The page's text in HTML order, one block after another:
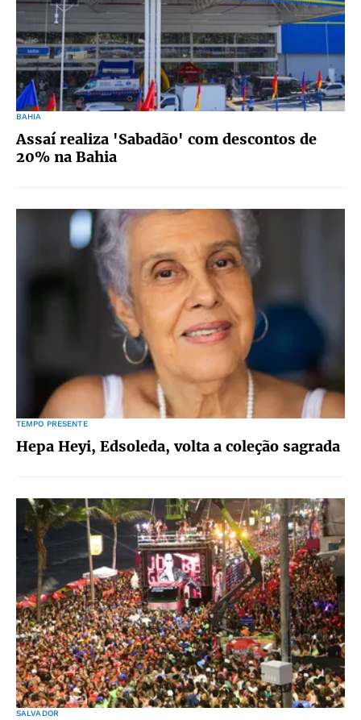
BAHIA
Assaí realiza 'Sabadão' com descontos de
20% na Bahia
TEMPO PRESENTE
Hepa Heyi, Edsoleda, volta a coleção sagrada
SALVADOR